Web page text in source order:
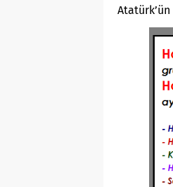
Atatürk’ün